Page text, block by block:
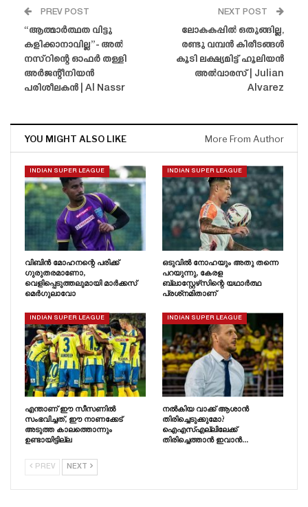
PREV POST
“ആത്മാർത്ഥത വിട്ടു
കളിക്കാനാവില്ല”- അൽ
നസ്‌റിന്റെ ഓഫർ തള്ളി
അർജന്റീനിയൻ
പരിശീലകൻ | Al Nassr
NEXT POST
ലോകകപ്പിൽ ഒതുങ്ങില്ല,
രണ്ടു വമ്പൻ കിരീടങ്ങൾ
കൂടി ലക്ഷ്യമിട്ട് ഹൂലിയൻ
അൽവാരസ് | Julian
Alvarez
YOU MIGHT ALSO LIKE More From Author
INDIAN SUPER LEAGUE
വിബിൻ മോഹനന്റെ പരിക്ക്
ഗുരുതരമാണോ,
വെളിപ്പെടുത്തലുമായി മാർക്കസ്
മെർഗുലാവോ
INDIAN SUPER LEAGUE
ഒടുവിൽ നോഹയും അതു തന്നെ
പറയുന്നു, കേരള
ബ്ലാസ്റ്റേഴ്‌സിന്റെ യഥാർത്ഥ
പ്രശ്‌നമിതാണ്
INDIAN SUPER LEAGUE
എന്താണ് ഈ സീസണിൽ
സംഭവിച്ചത്, ഈ നാണക്കേട്
അടുത്ത കാലത്തൊന്നും
ഉണ്ടായിട്ടില്ല
INDIAN SUPER LEAGUE
നൽകിയ വാക്ക് ആശാൻ
തിരിച്ചെടുക്കുമോ?
ഐഎസ്എല്ലിലേക്ക്
തിരിച്ചെത്താൻ ഇവാൻ…
PREV NEXT